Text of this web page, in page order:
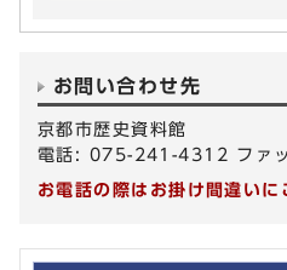
お問い合わせ先
京都市歴史資料館
電話: 075-241-4312 ファ
お電話の際はお掛け間違いに